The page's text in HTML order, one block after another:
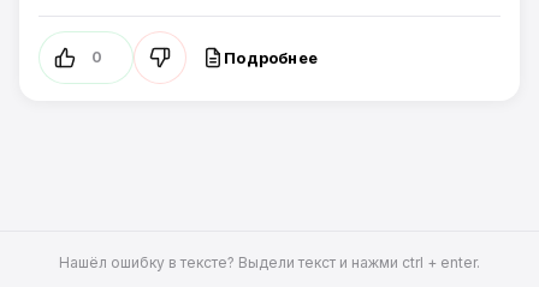
0 Подробнее
Нашёл ошибку в тексте? Выдели текст и нажми ctrl + enter.